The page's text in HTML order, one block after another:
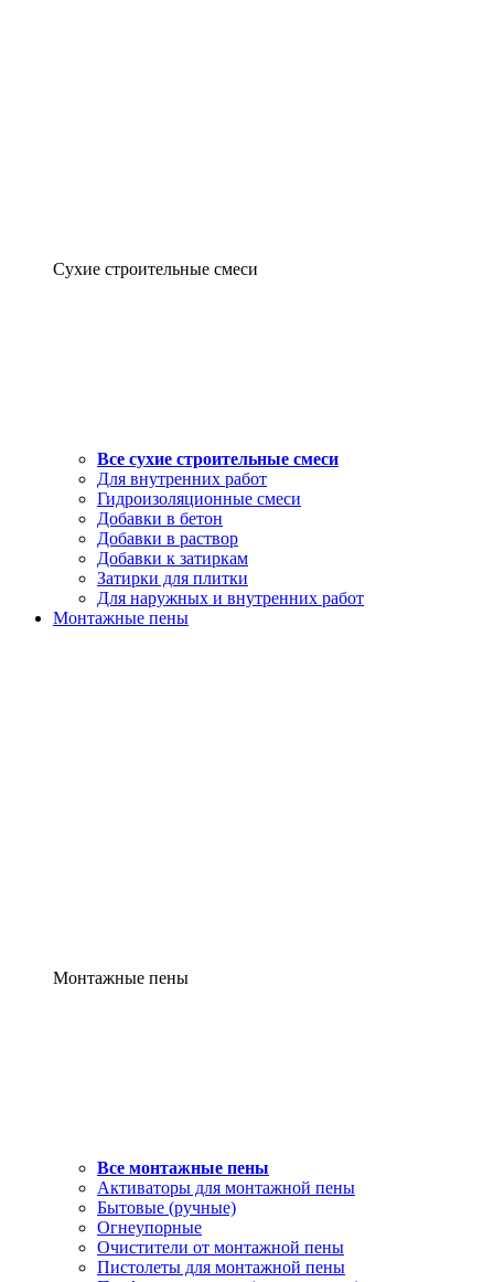
Сухие строительные смеси
Все сухие строительные смеси
Для внутренних работ
Гидроизоляционные смеси
Добавки в бетон
Добавки в раствор
Добавки к затиркам
Затирки для плитки
Для наружных и внутренних работ
Монтажные пены
Монтажные пены
Все монтажные пены
Активаторы для монтажной пены
Бытовые (ручные)
Огнеупорные
Очистители от монтажной пены
Пистолеты для монтажной пены